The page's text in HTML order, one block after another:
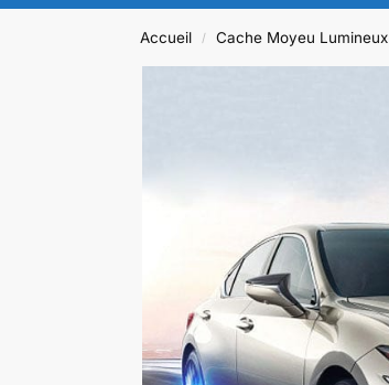
Accueil / Cache Moyeu Lumineux